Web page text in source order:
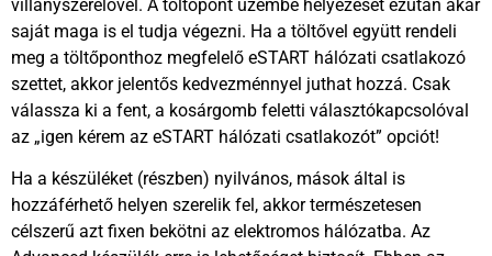
villanyszerelővel. A töltőpont üzembe helyezését ezután akár
saját maga is el tudja végezni. Ha a töltővel együtt rendeli
meg a töltőponthoz megfelelő eSTART hálózati csatlakozó
szettet, akkor jelentős kedvezménnyel juthat hozzá. Csak
válassza ki a fent, a kosárgomb feletti választókapcsolóval
az „igen kérem az eSTART hálózati csatlakozót” opciót!
Ha a készüléket (részben) nyilvános, mások által is
hozzáférhető helyen szerelik fel, akkor természetesen
célszerű azt fixen bekötni az elektromos hálózatba. Az